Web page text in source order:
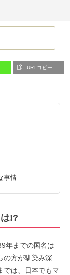
URLコピー
事情
!?
年までの国名は
の方が馴染み深
では、日本でもマ